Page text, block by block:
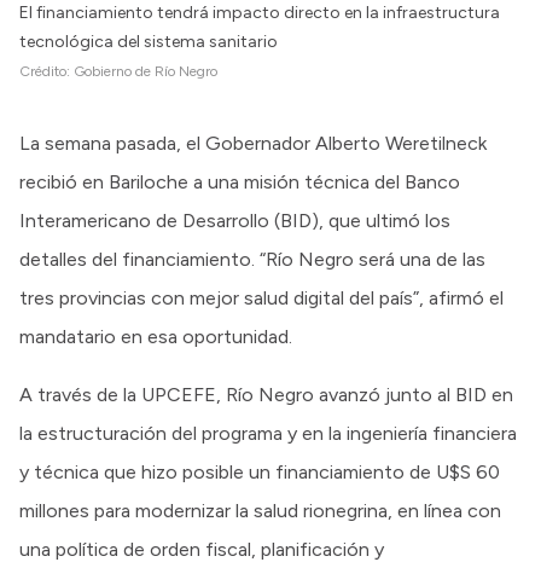
El financiamiento tendrá impacto directo en la infraestructura
tecnológica del sistema sanitario
Crédito: Gobierno de Río Negro
La semana pasada, el Gobernador Alberto Weretilneck
recibió en Bariloche a una misión técnica del Banco
Interamericano de Desarrollo (BID), que ultimó los
detalles del financiamiento. “Río Negro será una de las
tres provincias con mejor salud digital del país”, afirmó el
mandatario en esa oportunidad.
A través de la UPCEFE, Río Negro avanzó junto al BID en
la estructuración del programa y en la ingeniería financiera
y técnica que hizo posible un financiamiento de U$S 60
millones para modernizar la salud rionegrina, en línea con
una política de orden fiscal, planificación y